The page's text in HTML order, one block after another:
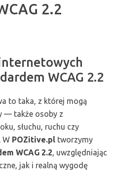
2.2
WCAG 2.2
to taka, z której mogą
— także osoby z
słuchu, ruchu czy
W POZitive.pl tworzymy
WCAG 2.2, uwzględniając
jak i realną wygodę